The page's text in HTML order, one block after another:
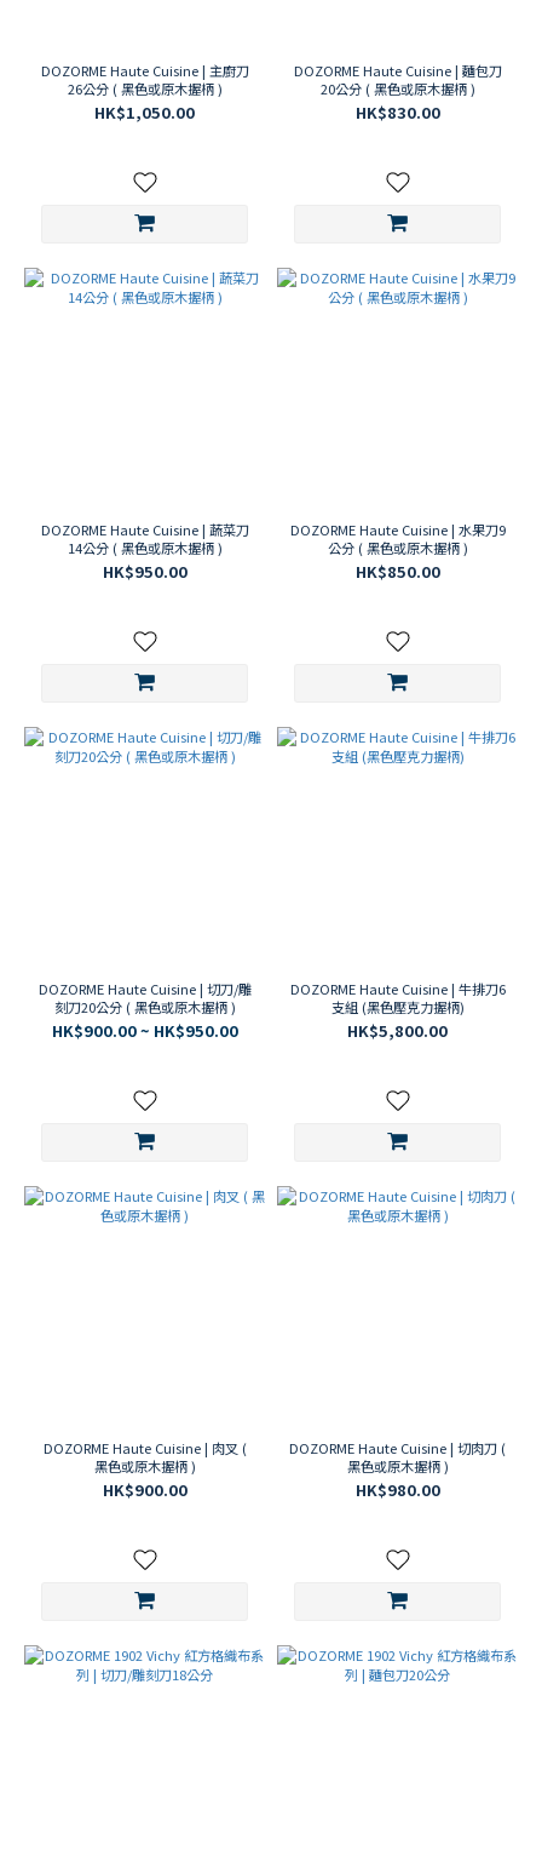
DOZORME Haute Cuisine | 主廚刀
26公分 ( 黑色或原木握柄 )
HK$1,050.00
DOZORME Haute Cuisine | 麵包刀
20公分 ( 黑色或原木握柄 )
HK$830.00
DOZORME Haute Cuisine | 蔬菜刀
14公分 ( 黑色或原木握柄 )
HK$950.00
DOZORME Haute Cuisine | 水果刀9
公分 ( 黑色或原木握柄 )
HK$850.00
DOZORME Haute Cuisine | 切刀/雕
刻刀20公分 ( 黑色或原木握柄 )
HK$900.00 ~ HK$950.00
DOZORME Haute Cuisine | 牛排刀6
支組 (黑色壓克力握柄)
HK$5,800.00
DOZORME Haute Cuisine | 肉叉 (
黑色或原木握柄 )
HK$900.00
DOZORME Haute Cuisine | 切肉刀 (
黑色或原木握柄 )
HK$980.00